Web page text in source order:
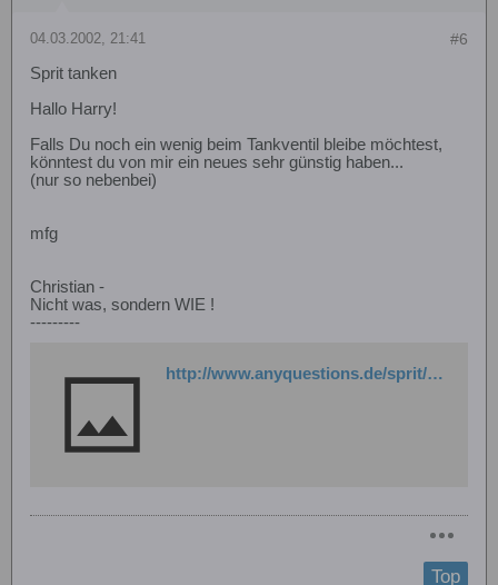
#6
04.03.2002, 21:41
Sprit tanken
Hallo Harry!
Falls Du noch ein wenig beim Tankventil bleibe möchtest,
könntest du von mir ein neues sehr günstig haben...
(nur so nebenbei)
mfg
Christian -
Nicht was, sondern WIE !
---------
http://www.anyquestions.de/sprit/sprit.html
Top